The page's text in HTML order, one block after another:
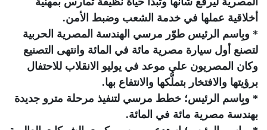
أخلاقية عملها في خدمة الشعب وضبط الأمن.
* وبِاسم الرئيس طوّر مرسي الهندسة المصرية الحربية
لتصنع أول سيارة مصرية مائة في المائة وانتهى التصنيع
وكان المصريون على موعد في يوليو الانقلاب للاحتفال
برؤيتها والافتخار بتملُّكها والانتفاع بها.
* وبِاسم الرئيس؛ خطط مرسي لتنفيذ مرحلة مترو جديدة
بهندسة مصرية مائة في المائة.